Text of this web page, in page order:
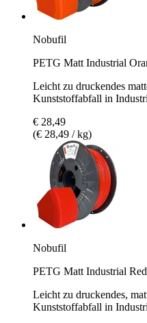
Nobufil
PETG Matt Industrial
Leicht zu druckendes
Kunststoffabfall in
€ 28,49
(€ 28,49 / kg)
Nobufil
PETG Matt Industrial Red
Leicht zu druckendes,
Kunststoffabfall in